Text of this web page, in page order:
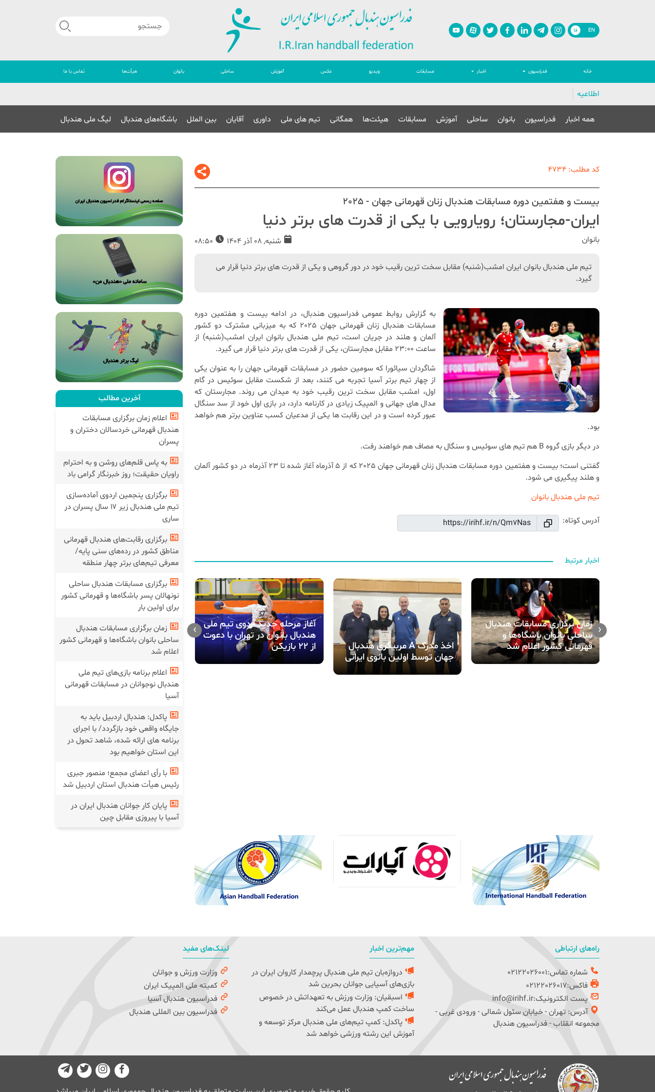
EN فا
خانه فدراسیون اخبار مسابقات ویدیو عکس آموزش ساحلی بانوان هیأت‌ها تماس با ما
اطلاعیه
همه اخبار فدراسیون بانوان ساحلی آموزش مسابقات هیئت‌ها همگانی تیم های ملی داوری آقایان بین الملل باشگاه‌های هندبال لیگ ملی هندبال
کد مطلب: 4734
بیست و هفتمین دوره مسابقات هندبال زنان قهرمانی جهان - 2025
ایران-مجارستان؛ رویارویی با یکی از قدرت های برتر دنیا
بانوان شنبه, 08 آذر 1404
تیم ملی هندبال بانوان ایران امشب(شنبه) مقابل سخت ترین رقیب خود در دور گروهی و یکی از قدرت های برتر دنیا قرار می
گیرد.
به گزارش روابط عمومی فدراسیون هندبال، در ادامه بیست و هفتمین دوره
مسابقات هندبال زنان قهرمانی جهان 2025 که به میزبانی مشترک دو کشور
آلمان و هلند در جریان است، تیم ملی هندبال بانوان ایران امشب(شنبه) از
ساعت 23:00 مقابل مجارستان، یکی از قدرت های برتر دنیا قرار می گیرد.
شاگردان سیائورا که سومین حضور در مسابقات قهرمانی جهان را به عنوان یکی
از چهار تیم برتر آسیا تجربه می کنند، بعد از شکست مقابل سوئیس در گام
اول، امشب مقابل سخت ترین رقیب خود به میدان می روند. مجارستان که
مدال های جهانی و المپیک زیادی در کارنامه دارد، در بازی اول خود از سد سنگال
عبور کرده است و در این رقابت ها یکی از مدعیان کسب عناوین برتر هم خواهد
بود.
در دیگر بازی گروه B هم تیم های سوئیس و سنگال به مصاف هم خواهند رفت.
گفتنی است؛ بیست و هفتمین دوره مسابقات هندبال زنان قهرمانی جهان 2025 که از 5 آذرماه آغاز شده تا 23 آذرماه در دو کشور آلمان
و هلند پیگیری می شود.
تیم ملی هندبال بانوان
آدرس کوتاه:
اخبار مرتبط
زمان برگزاری مسابقات هندبال
ساحلی بانوان باشگاه‌ها و
قهرمانی کشور اعلام شد
اخذ مدرک A مربیگری هندبال
جهان توسط اولین بانوی ایرانی
آغاز مرحله جدید اردوی تیم ملی
هندبال بانوان در تهران با دعوت
از ۲۲ بازیکن
یک ایرانی عضو کارگروه زنان
فدراسیون جهانی هندبال شد
‹
›
آخرین مطالب
اعلام زمان برگزاری مسابقات
هندبال قهرمانی خردسالان دختران و
پسران
به پاس قلم‌های روشن و به احترام
راویان حقیقت؛ روز خبرنگار گرامی باد
برگزاری پنجمین اردوی آماده‌سازی
تیم ملی هندبال زیر ۱۷ سال پسران در
ساری
برگزاری رقابت‌های هندبال قهرمانی
مناطق کشور در رده‌های سنی پایه/
معرفی تیم‌های برتر چهار منطقه
برگزاری مسابقات هندبال ساحلی
نونهالان پسر باشگاه‌ها و قهرمانی کشور
برای اولین بار
زمان برگزاری مسابقات هندبال
ساحلی بانوان باشگاه‌ها و قهرمانی کشور
اعلام شد
اعلام برنامه بازی‌های تیم ملی
هندبال نوجوانان در مسابقات قهرمانی
آسیا
پاکدل: هندبال اردبیل باید به
جایگاه واقعی خود بازگردد/ با اجرای
برنامه های ارائه شده، شاهد تحول در
این استان خواهیم بود
با رأی اعضای مجمع؛ منصور جبری
رئیس هیأت هندبال استان اردبیل شد
پایان کار جوانان هندبال ایران در
آسیا با پیروزی مقابل چین
راه‌های ارتباطی
شماره تماس:02122026001
فاکس:02122026017
پست الکترونیک:info@irihf.ir
آدرس: تهران - خیابان سئول شمالی - ورودی غربی -
مجموعه انقلاب - فدراسیون هندبال
مهم‌ترین اخبار
دروازه‌بان تیم ملی هندبال پرچمدار کاروان ایران در
بازی‌های آسیایی جوانان بحرین شد
اسبقیان: وزارت ورزش به تعهداتش در خصوص
ساخت کمپ هندبال عمل می‌کند
پاکدل: کمپ تیم‌های ملی هندبال مرکز توسعه و
آموزش این رشته ورزشی خواهد شد
لینک‌های مفید
وزارت ورزش و جوانان
کمیته ملی المپیک ایران
فدراسیون هندبال آسیا
فدراسیون بین المللی هندبال